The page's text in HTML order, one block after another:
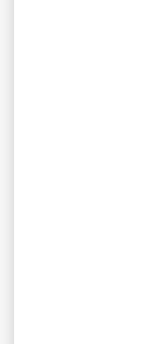
Que faire
1) Ouvrir
dessus
vider le
le verre.
2)
Remuez
3) Afin de
ajoutant le
et le boire.
avalés